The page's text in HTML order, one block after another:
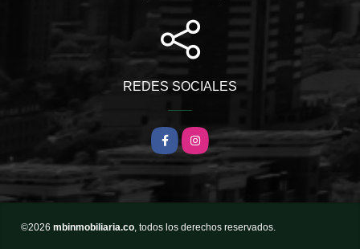
REDES SOCIALES
FacebookInstagram
©2026 mbinmobiliaria.co , todos los derechos reservados.